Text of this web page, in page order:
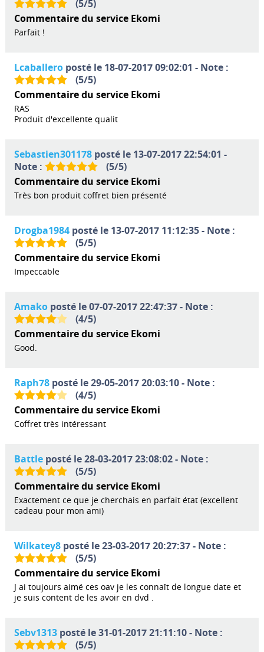
(5/5)
Commentaire du service Ekomi
Parfait !
Lcaballeroposté le 18-07-2017 09:02:01 - Note :
(5/5)
Commentaire du service Ekomi
RAS
Produit d'excellente qualit
Sebastien301178posté le 13-07-2017 22:54:01 -
Note :
(5/5)
Commentaire du service Ekomi
Très bon produit coffret bien présenté
Drogba1984posté le 13-07-2017 11:12:35 - Note :
(5/5)
Commentaire du service Ekomi
Impeccable
Amakoposté le 07-07-2017 22:47:37 - Note :
(4/5)
Commentaire du service Ekomi
Good.
Raph78posté le 29-05-2017 20:03:10 - Note :
(4/5)
Commentaire du service Ekomi
Coffret très intéressant
Battleposté le 28-03-2017 23:08:02 - Note :
(5/5)
Commentaire du service Ekomi
Exactement ce que je cherchais en parfait état (excellent
cadeau pour mon ami)
Wilkatey8posté le 23-03-2017 20:27:37 - Note :
(5/5)
Commentaire du service Ekomi
J ai toujours aimé ces oav je les connaît de longue date et
je suis content de les avoir en dvd .
Sebv1313posté le 31-01-2017 21:11:10 - Note :
(5/5)